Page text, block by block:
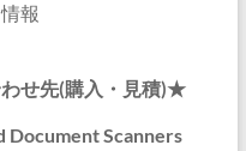
報
せ先(購入・見積)★
Document Scanners